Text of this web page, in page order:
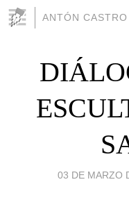
ANTÓN CASTRO
03 DE MARZO